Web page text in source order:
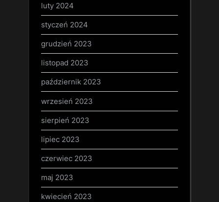
luty 2024
styczeń 2024
grudzień 2023
listopad 2023
październik 2023
wrzesień 2023
sierpień 2023
lipiec 2023
czerwiec 2023
maj 2023
kwiecień 2023